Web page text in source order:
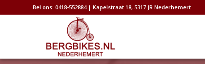
Bel ons: 0418-552884 | Kapelstraat 18, 5317 JR Nederhemert